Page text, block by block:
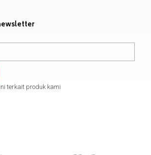
terkait produk kami